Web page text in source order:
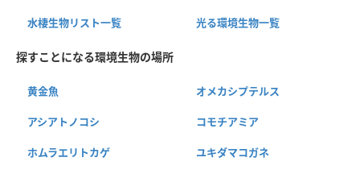
水棲生物リスト一覧 光る環境生物一覧
探すことになる環境生物の場所
黄金魚 オメカシプテルス
アシアトノコシ コモチアミア
ホムラエリトカゲ ユキダマコガネ